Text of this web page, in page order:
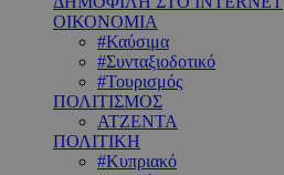
ΟΙΚΟΝΟΜΙΑ
#Καύσιμα
#Συνταξιοδοτικό
#Τουρισμός
ΠΟΛΙΤΙΣΜΟΣ
ΑΤΖΕΝΤΑ
ΠΟΛΙΤΙΚΗ
#Κυπριακό